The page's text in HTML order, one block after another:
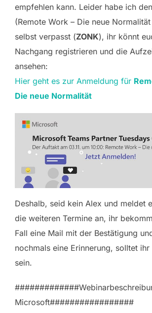
empfehlen kann. Leider habe ich
(Remote Work – Die neue
selbst verpasst (ZONK), ihr könnt
Nachgang registrieren und die
ansehen:
Hier geht es zur Anmeldung für
Die neue Normalität
Deshalb, seid kein Alex und meldet
die weiteren Termine an, ihr
Fall eine Mail mit der Bestätigung
nochmals eine Erinnerung, solltet
sein.
Microsoft#################